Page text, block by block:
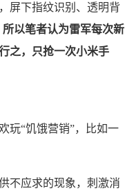
屏下指纹识别、透明背
所以笔者认为雷军每次新
之，只抢一次小米手
玩“饥饿营销”，比如一
不应求的现象，刺激消